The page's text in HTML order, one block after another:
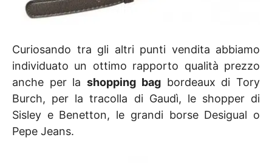
Curiosando tra gli altri punti vendita abbiamo
individuato un ottimo rapporto qualità prezzo
anche per lashopping bagbordeaux di Tory
Burch, per la tracolla di Gaudì, le shopper di
Sisley e Benetton, le grandi borse Desigual o
Pepe Jeans.